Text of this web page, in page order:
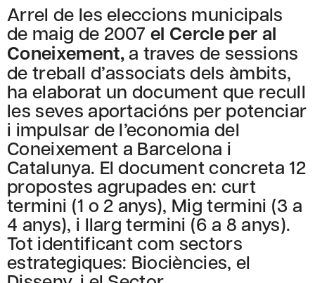
Arrel de les eleccions municipals
de maig de 2007el Cercle per al
Coneixement,a traves de sessions
de treball d’associats dels àmbits,
ha elaborat un document que recull
les seves aportacións per potenciar
i impulsar de l’economia del
Coneixement a Barcelona i
Catalunya. El document concreta 12
propostes agrupades en: curt
termini (1 o 2 anys), Mig termini (3 a
4 anys), i llarg termini (6 a 8 anys).
Tot identificant com sectors
estrategiques: Biociències, el